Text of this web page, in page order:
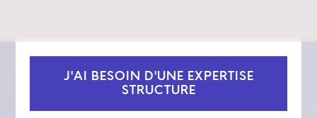
J'AI BESOIN D'UNE EXPERTISE
STRUCTURE